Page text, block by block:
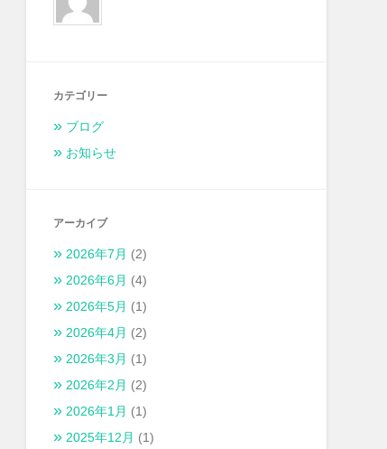
カテゴリー
ブログ
お知らせ
アーカイブ
2026年7月 (2)
2026年6月 (4)
2026年5月 (1)
2026年4月 (2)
2026年3月 (1)
2026年2月 (2)
2026年1月 (1)
2025年12月 (1)